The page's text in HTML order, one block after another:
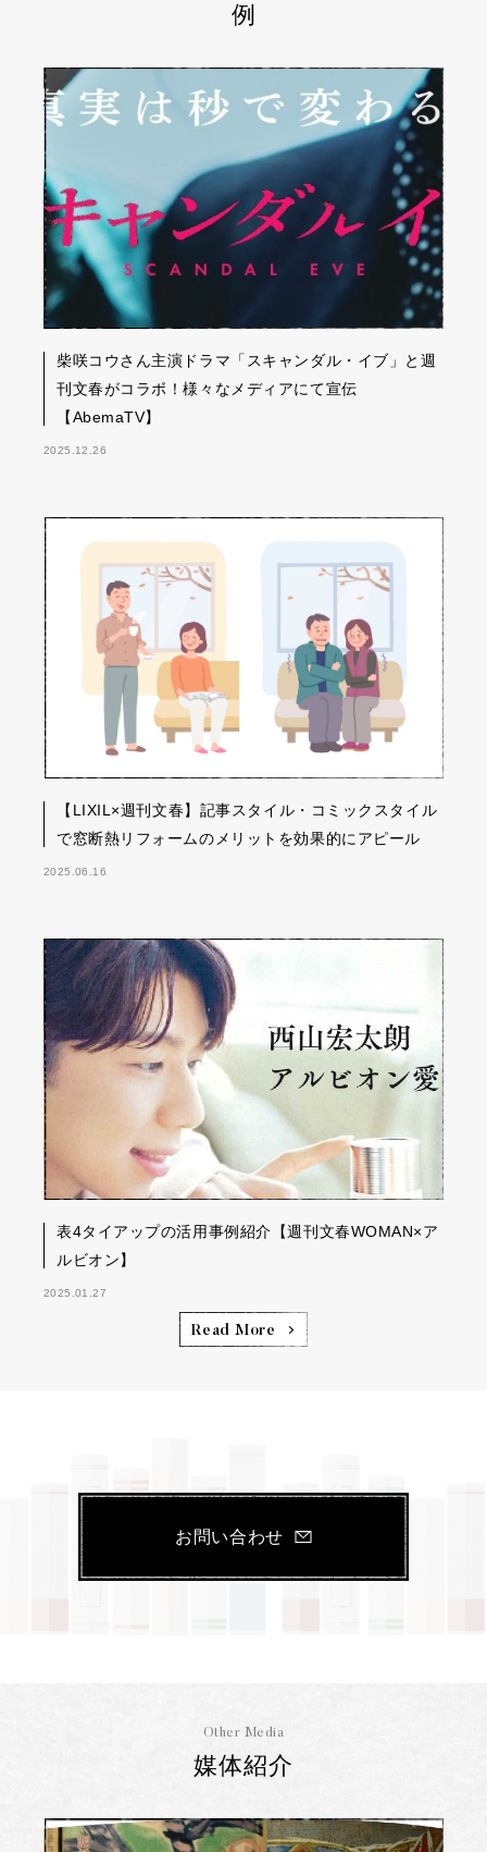
例
柴咲コウさん主演ドラマ「スキャンダル・イブ」と週
刊文春がコラボ！様々なメディアにて宣伝
【AbemaTV】
2025.12.26
【LIXIL×週刊文春】記事スタイル・コミックスタイル
で窓断熱リフォームのメリットを効果的にアピール
2025.06.16
表4タイアップの活用事例紹介【週刊文春WOMAN×ア
ルビオン】
2025.01.27
Read More
お問い合わせ
Other Media
媒体紹介